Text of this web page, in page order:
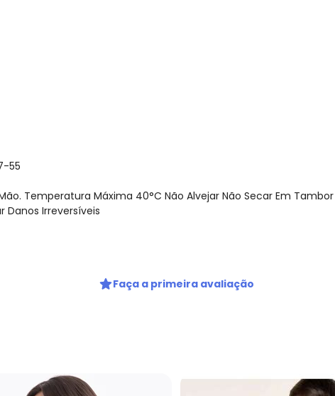
55
Temperatura Máxima 40°C Não Alvejar Não Secar Em
Danos Irreversíveis
Faça a primeira avaliação